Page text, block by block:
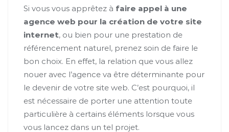
Si vous vous apprêtez à faire appel à une
agence web pour la création de votre site
internet, ou bien pour une prestation de
référencement naturel, prenez soin de faire le
bon choix. En effet, la relation que vous allez
nouer avec l’agence va être déterminante pour
le devenir de votre site web. C’est pourquoi, il
est nécessaire de porter une attention toute
particulière à certains éléments lorsque vous
vous lancez dans un tel projet.